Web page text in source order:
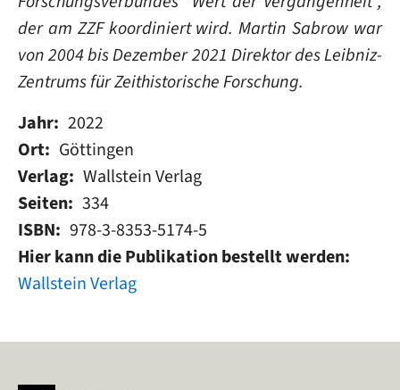
der am ZZF koordiniert wird. Martin Sabrow war
von 2004 bis Dezember 2021 Direktor des Leibniz-
Zentrums für Zeithistorische Forschung.
Jahr 2022
Ort
Göttingen
Verlag Wallstein Verlag
Seiten 334
ISBN
978-3-8353-5174-5
Hier kann die Publikation bestellt werden
Wallstein Verlag